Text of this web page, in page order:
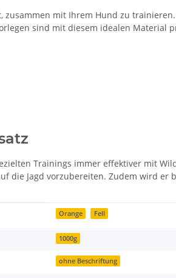
mit Ihrem Hund zu
sind mit diesem idealen Material
Trainings immer effektiver mit
Jagd vorzubereiten. Zudem wird er
Orange Fell
1000g
ohne Beschriftung